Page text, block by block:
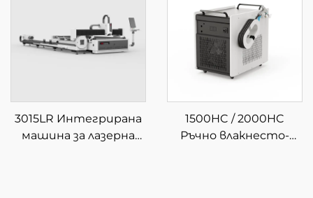
3015LR Интегрирана
машина за лазерна
1500HC / 2000HC
Ръчно влакнесто-